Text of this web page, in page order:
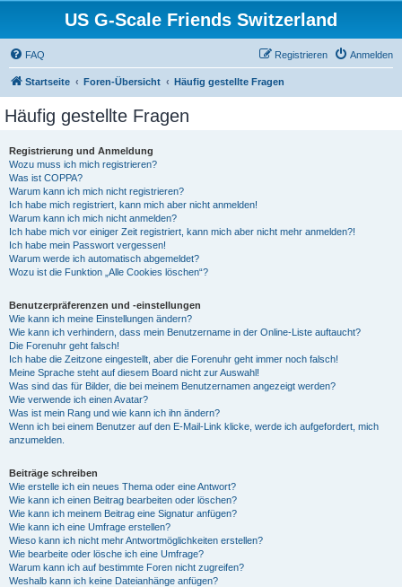
US G-Scale Friends Switzerland
FAQ Anmelden
Registrieren
Startseite Foren-Übersicht Häufig gestellte Fragen
Häufig gestellte Fragen
Registrierung und Anmeldung
Wozu muss ich mich registrieren?
Was ist COPPA?
Warum kann ich mich nicht registrieren?
Ich habe mich registriert, kann mich aber nicht anmelden!
Warum kann ich mich nicht anmelden?
Ich habe mich vor einiger Zeit registriert, kann mich aber nicht mehr anmelden?!
Ich habe mein Passwort vergessen!
Warum werde ich automatisch abgemeldet?
Wozu ist die Funktion „Alle Cookies löschen“?
Benutzerpräferenzen und -einstellungen
Wie kann ich meine Einstellungen ändern?
Wie kann ich verhindern, dass mein Benutzername in der Online-Liste auftaucht?
Die Forenuhr geht falsch!
Ich habe die Zeitzone eingestellt, aber die Forenuhr geht immer noch falsch!
Meine Sprache steht auf diesem Board nicht zur Auswahl!
Was sind das für Bilder, die bei meinem Benutzernamen angezeigt werden?
Wie verwende ich einen Avatar?
Was ist mein Rang und wie kann ich ihn ändern?
Wenn ich bei einem Benutzer auf den E-Mail-Link klicke, werde ich aufgefordert, mich
anzumelden.
Beiträge schreiben
Wie erstelle ich ein neues Thema oder eine Antwort?
Wie kann ich einen Beitrag bearbeiten oder löschen?
Wie kann ich meinem Beitrag eine Signatur anfügen?
Wie kann ich eine Umfrage erstellen?
Wieso kann ich nicht mehr Antwortmöglichkeiten erstellen?
Wie bearbeite oder lösche ich eine Umfrage?
Warum kann ich auf bestimmte Foren nicht zugreifen?
Weshalb kann ich keine Dateianhänge anfügen?